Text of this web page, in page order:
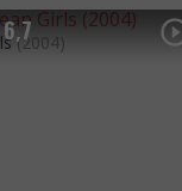
6,7
(2004)